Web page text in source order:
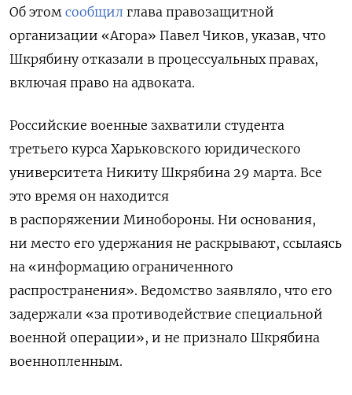
Об этом сообщил глава правозащитной
организации «Агора» Павел Чиков, указав, что
Шкрябину отказали в процессуальных правах,
включая право на адвоката.
Российские военные захватили студента
третьего курса Харьковского юридического
университета Никиту Шкрябина 29 марта. Все
это время он находится
в распоряжении Минобороны. Ни основания,
ни место его удержания не раскрывают, ссылаясь
на «информацию ограниченного
распространения». Ведомство заявляло, что его
задержали «за противодействие специальной
военной операции», и не признало Шкрябина
военнопленным.